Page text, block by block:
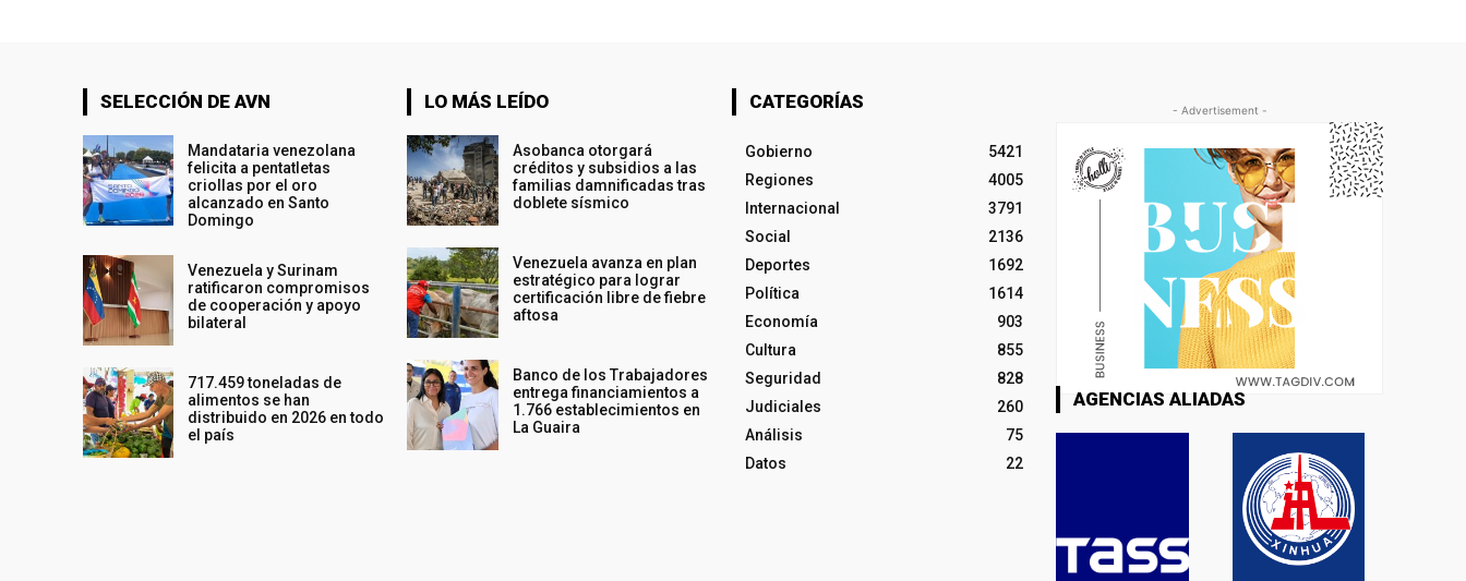
SELECCIÓN DE AVN
Mandataria venezolana
felicita a pentatletas
criollas por el oro
alcanzado en Santo
Domingo
Venezuela y Surinam
ratificaron compromisos
de cooperación y apoyo
bilateral
717.459 toneladas de
alimentos se han
distribuido en 2026 en todo
el país
LO MÁS LEÍDO
Asobanca otorgará
créditos y subsidios a las
familias damnificadas tras
doblete sísmico
Venezuela avanza en plan
estratégico para lograr
certificación libre de fiebre
aftosa
Banco de los Trabajadores
entrega financiamientos a
1.766 establecimientos en
La Guaira
CATEGORÍAS
Gobierno
5421
Regiones
4005
Internacional
3791
Social
2136
Deportes
1692
Política
1614
Economía
903
Cultura
855
Seguridad
828
Judiciales
260
Análisis
75
Datos
22
- Advertisement -
AGENCIAS ALIADAS